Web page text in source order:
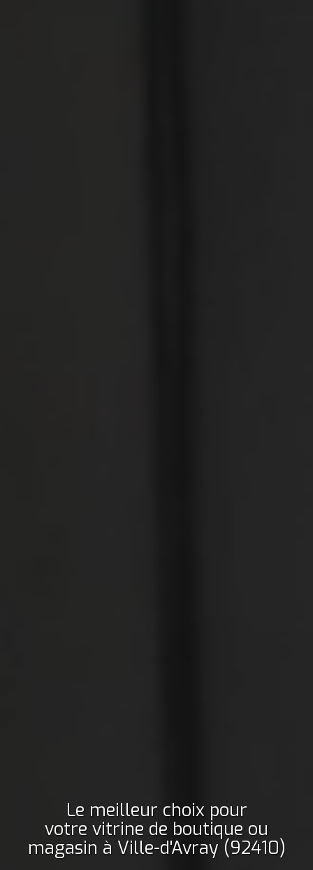
Le meilleur choix pour
votre vitrine de boutique ou
magasin à Ville-d'Avray (92410)